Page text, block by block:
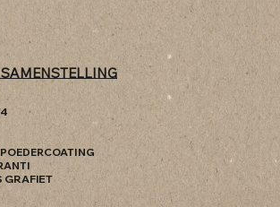
SAMENSTELLING
GRAFIET